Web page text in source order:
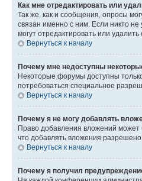
Как мне отредактировать или
Так же, как и сообщения, опросы
связан именно с ним. Если никто
могут отредактировать или
Вернуться к началу
Почему мне недоступны
Некоторые форумы доступны
потребоваться специальное
Вернуться к началу
Почему я не могу добавлять
Право добавления вложений
что добавлять вложения
Вернуться к началу
Почему я получил